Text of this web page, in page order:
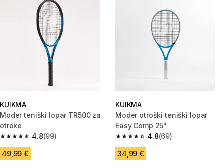
KUIKMA
Moder teniški lopar TR500 za
otroke
4.8
4.8 od 5 zvezdic from 99 ocene
(99)
49,99 €
KUIKMA
Moder otroški teniški lopar
Easy Comp 25"
4.8
4.8 od 5 zvezdic from 69 ocene
(69)
34,99 €